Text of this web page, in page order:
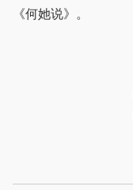
《何她说》。